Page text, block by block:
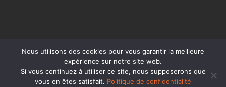
Nous utilisons des cookies pour vous garantir la meilleure
expérience sur notre site web.
Si vous continuez à utiliser ce site, nous supposerons que
vous en êtes satisfait. Politique de confidentialité